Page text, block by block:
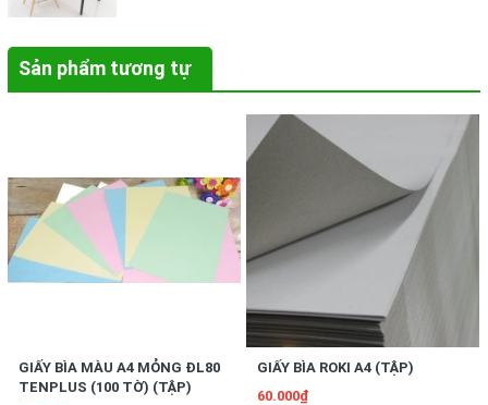
Sản phẩm tương tự
GIẤY BÌA MÀU A4 MỎNG ĐL80
TENPLUS (100 TỜ) (TẬP)
GIẤY BÌA ROKI A4 (TẬP)
60.000₫